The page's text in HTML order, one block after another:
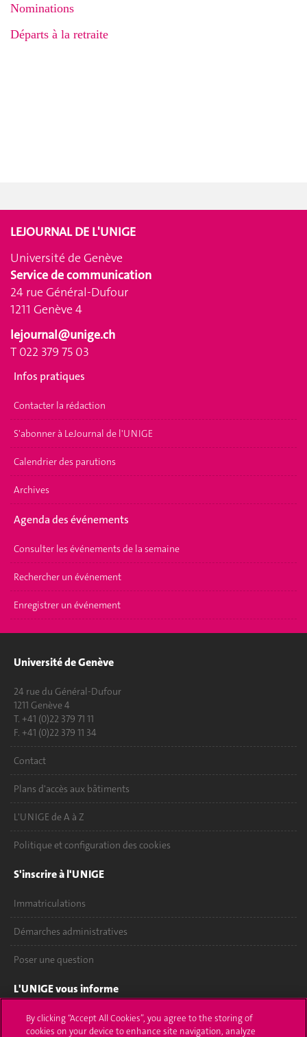
Nominations
Départs à la retraite
LEJOURNAL DE L'UNIGE
Université de Genève
Service de communication
24 rue Général-Dufour
1211 Genève 4
lejournal@unige.ch
T 022 379 75 03
Infos pratiques
Contacter la rédaction
S'abonner à LeJournal de l'UNIGE
Calendrier des parutions
Archives
Agenda des événements
Consulter les événements de la semaine
Rechercher un événement
Enregistrer un événement
Université de Genève
24 rue du Général-Dufour
1211 Genève 4
T. +41 (0)22 379 71 11
F. +41 (0)22 379 11 34
Contact
Plans d'accès aux bâtiments
L'UNIGE de A à Z
Politique et configuration des cookies
S'inscrire à l'UNIGE
Immatriculations
Démarches administratives
Poser une question
L'UNIGE vous informe
UNIGE Mobile
By clicking “Accept All Cookies”, you agree to the storing of
cookies on your device to enhance site navigation, analyze